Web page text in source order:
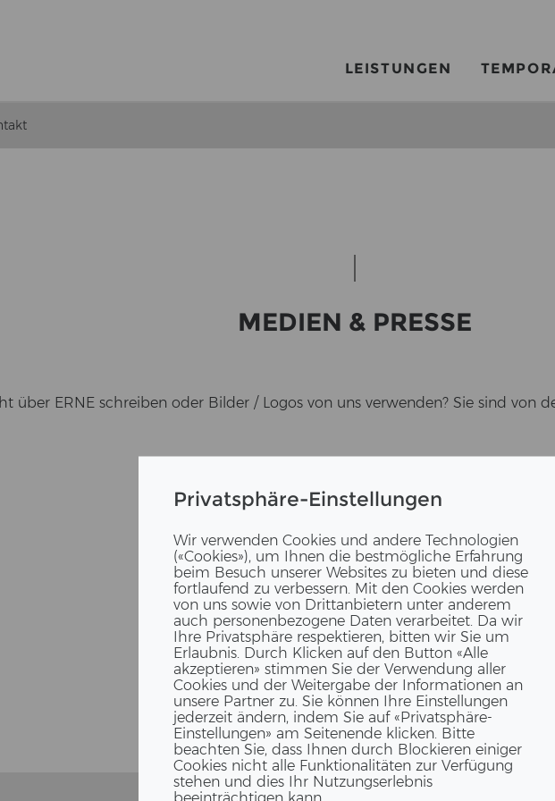
Privatsphäre-Einstellungen
Wir verwenden Cookies und andere Technologien
(«Cookies»), um Ihnen die bestmögliche Erfahrung
beim Besuch unserer Websites zu bieten und diese
fortlaufend zu verbessern. Mit den Cookies werden
von uns sowie von Drittanbietern unter anderem
auch personenbezogene Daten verarbeitet. Da wir
Ihre Privatsphäre respektieren, bitten wir Sie um
Erlaubnis. Durch Klicken auf den Button «Alle
akzeptieren» stimmen Sie der Verwendung aller
Cookies und der Weitergabe der Informationen an
unsere Partner zu. Sie können Ihre Einstellungen
jederzeit ändern, indem Sie auf «Privatsphäre-
Einstellungen» am Seitenende klicken. Bitte
beachten Sie, dass Ihnen durch Blockieren einiger
Cookies nicht alle Funktionalitäten zur Verfügung
stehen und dies Ihr Nutzungserlebnis
beeinträchtigen kann.
LEISTUNGEN
ME­DI­EN & PRES­SE
über ERNE schrei­ben oder Bil­der / Logos von uns ver­wen­den? Sie sind von
Bettina Kallenbach
& Marketing
ERNE AG Holzbau
Rüchligstrasse 53
4332 Stein
+41 76 369 27 76